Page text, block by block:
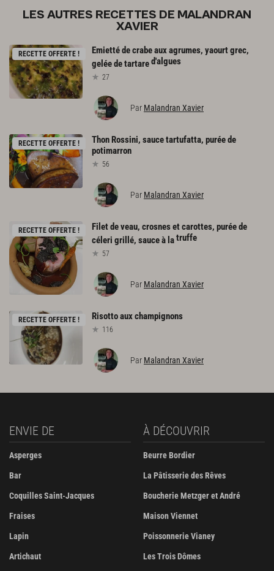
LES AUTRES RECETTES DE MALANDRAN
XAVIER
RECETTE OFFERTE !
Emietté de crabe aux agrumes, yaourt grec,
gelée de tartared'algues
27
Par Malandran Xavier
RECETTE OFFERTE ! Thon Rossini, saucetartufatta, puréede
potimarron
56
Par Malandran Xavier
RECETTE OFFERTE !
Filet de veau, crosnes et carottes, purée de
céleri grillé, sauce à latruffe
57
Par Malandran Xavier
RECETTE OFFERTE ! Risottoauxchampignons
116
Par Malandran Xavier
ENVIE DE
Asperges
Bar
Coquilles Saint-Jacques
Fraises
Lapin
Artichaut
À DÉCOUVRIR
Beurre Bordier
La Pâtisserie des Rêves
Boucherie Metzger et André
Maison Viennet
Poissonnerie Vianey
Les Trois Dômes